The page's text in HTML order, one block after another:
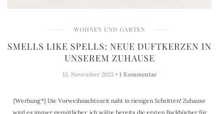
WOHNEN UND GARTEN
SMELLS LIKE SPELLS: NEUE DUFTKERZEN IN
UNSEREM ZUHAUSE
13. November 2023 • 1 Kommentar
{Werbung*} Die Vorweihnachtszeit naht in riesigen Schritten! Zuhause
wird es immer gemütlicher, ich wälze bereits die ersten Backbücher für